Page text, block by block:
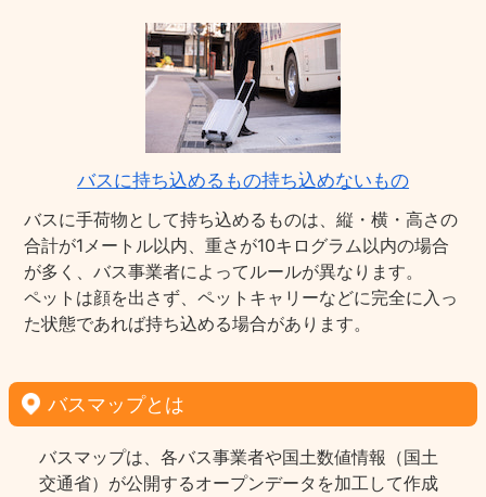
バスに持ち込めるもの持ち込めないもの
バスに手荷物として持ち込めるものは、縦・横・高さの
合計が1メートル以内、重さが10キログラム以内の場合
が多く、バス事業者によってルールが異なります。
ペットは顔を出さず、ペットキャリーなどに完全に入っ
た状態であれば持ち込める場合があります。
バスマップとは
バスマップは、各バス事業者や国土数値情報（国土
交通省）が公開するオープンデータを加工して作成